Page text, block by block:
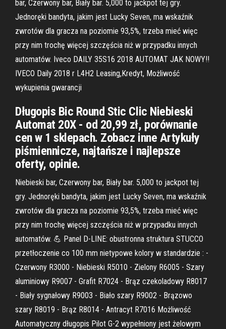
bar, Czerwony bar, Biały bar. 5,000 to jackpot tej gry.
Jednoręki bandyta, jakim jest Lucky Seven, ma wskaźnik
zwrotów dla gracza na poziomie 93,5%, trzeba mieć więc
przy nim trochę więcej szczęścia niż w przypadku innych
automatów. Iveco DAILY 35S16 2018 AUTOMAT JAK NOWY!!
IVECO Daily 2018 r L4H2 Leasing,Kredyt, Możliwość
wykupienia gwarancji
Długopis Bic Round Stic Clic Niebieski
Automat 20X - od 20,99 zł, porównanie
cen w 1 sklepach. Zobacz inne Artykuły
piśmiennicze, najtańsze i najlepsze
oferty, opinie.
Niebieski bar, Czerwony bar, Biały bar. 5,000 to jackpot tej
gry. Jednoręki bandyta, jakim jest Lucky Seven, ma wskaźnik
zwrotów dla gracza na poziomie 93,5%, trzeba mieć więc
przy nim trochę więcej szczęścia niż w przypadku innych
automatów. 💪 Panel D-LINE: obustronna struktura STUCCO
przetłoczenie co 100 mm nietypowe kolory w standardzie : -
Czerwony R3000 - Niebieski R5010 - Zielony R6005 - Szary
aluminiowy R9007 - Grafit R7024 - Brąz czekoladowy R8017
- Biały sygnałowy R9003 - Biało szary R9002 - Brązowo
szary R8019 - Brąz R8014 - Antracyt R7016 Możliwość
Automatyczny długopis Pilot G-2 wypełniony jest żelowym